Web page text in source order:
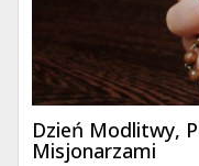
Dzień Modlitwy,
Misjonarzami